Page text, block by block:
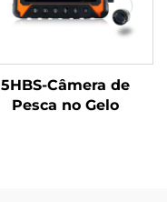
5HBS-Câmera de
Pesca no Gelo